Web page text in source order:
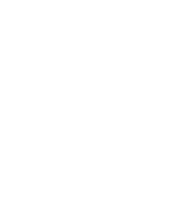
実績があります
ません
した発送日数内に発送してい